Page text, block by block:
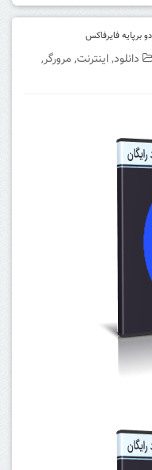
دانلود,اینترنت,مرورگر,